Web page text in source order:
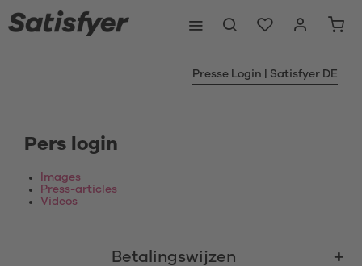
Presse Login | Satisfyer DE
Pers login
Images
Press-articles
Videos
Betalingswijzen